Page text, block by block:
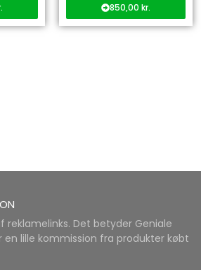
850,00 kr.
reklamelinks. Det betyder Geniale
lille kommission fra produkter købt